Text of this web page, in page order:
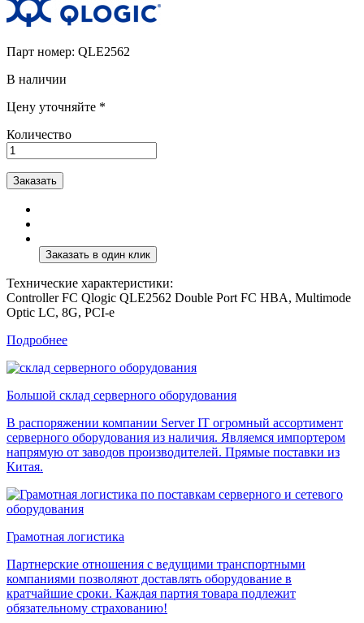
Парт номер: QLE2562
В наличии
Цену уточняйте *
Количество
Заказать
Технические характеристики:
Controller FC Qlogic QLE2562 Double Port FC HBA, Multimode
Optic LC, 8G, PCI-e
Подробнее
Большой склад серверного оборудования
В распоряжении компании Server IT огромный ассортимент
серверного оборудования из наличия. Являемся импортером
напрямую от заводов производителей. Прямые поставки из
Китая.
Грамотная логистика
Партнерские отношения с ведущими транспортными
компаниями позволяют доставлять оборудование в
кратчайшие сроки. Каждая партия товара подлежит
обязательному страхованию!